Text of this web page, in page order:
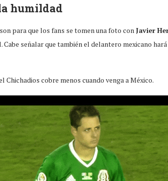
humildad
para que los fans se tomen una foto con Javier
señalar que también el delantero mexicano
Chichadios cobre menos cuando venga a México.